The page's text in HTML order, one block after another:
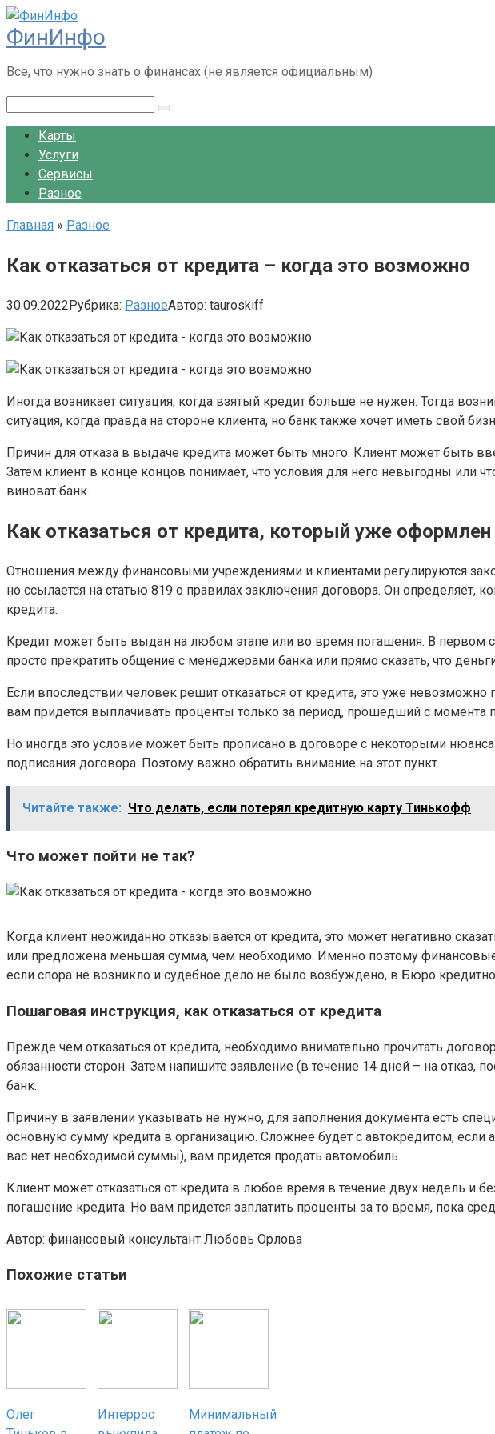
Перейти
к
контенту
ФинИнфо
Все, что нужно знать о финансах (не является официальным)
Карты
Услуги
Сервисы
Разное
Главная » Разное
Как отказаться от кредита – когда это возможно
30.09.2022Рубрика: РазноеАвтор: tauroskiff
Иногда возникает ситуация, когда взятый кредит больше не нужен. Тогда
ситуация, когда правда на стороне клиента, но банк также хочет иметь свой
Причин для отказа в выдаче кредита может быть много. Клиент может
Затем клиент в конце концов понимает, что условия для него невыгодны или
виноват банк.
Как отказаться от кредита, который уже
Отношения между финансовыми учреждениями и клиентами регулируются
но ссылается на статью 819 о правилах заключения договора. Он определяет,
кредита.
Кредит может быть выдан на любом этапе или во время погашения. В первом
просто прекратить общение с менеджерами банка или прямо сказать, что
Если впоследствии человек решит отказаться от кредита, это уже
вам придется выплачивать проценты только за период, прошедший с момента
Но иногда это условие может быть прописано в договоре с некоторыми
подписания договора. Поэтому важно обратить внимание на этот пункт.
Читайте также: Что делать, если потерял кредитную карту Тинькофф
Что может пойти не так?
Когда клиент неожиданно отказывается от кредита, это может негативно
или предложена меньшая сумма, чем необходимо. Именно поэтому
если спора не возникло и судебное дело не было возбуждено, в Бюро
Пошаговая инструкция, как отказаться от кредита
Прежде чем отказаться от кредита, необходимо внимательно прочитать
обязанности сторон. Затем напишите заявление (в течение 14 дней – на
банк.
Причину в заявлении указывать не нужно, для заполнения документа есть
основную сумму кредита в организацию. Сложнее будет с автокредитом, если
вас нет необходимой суммы), вам придется продать автомобиль.
Клиент может отказаться от кредита в любое время в течение двух недель и
погашение кредита. Но вам придется заплатить проценты за то время, пока
Автор: финансовый консультант Любовь Орлова
Похожие статьи
Олег
Интеррос
Минимальный